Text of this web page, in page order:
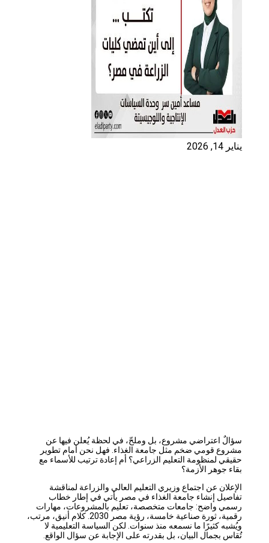
سؤالٌ اعتراضي مشروع، بل وملحّ، في لحظة يُعلن فيها عن
مشروع قومي ضخم مثل جامعة الغذاء. فهل نحن أمام تطوير
حقيقي لمنظومة التعليم الزراعي؟ أم إعادة ترتيب للأسماء مع
بقاء جوهر الأزمة؟
الإعلان عن اجتماع وزيري التعليم العالي والزراعة لمناقشة
تفاصيل إنشاء جامعة الغذاء في مصر يأتي في إطار خطاب
رسمي واضح: جامعات متخصصة، تعليم بالمشروعات، مهارات
رقمية، ثورة صناعية خامسة، رؤية مصر 2030. كلام أنيق، مرتب،
ويُشبه كثيرًا ما نسمعه منذ سنوات. لكن السياسة التعليمية لا
تُقاس بجمال البيان، بل بقدرته على الإجابة عن سؤال الواقع.